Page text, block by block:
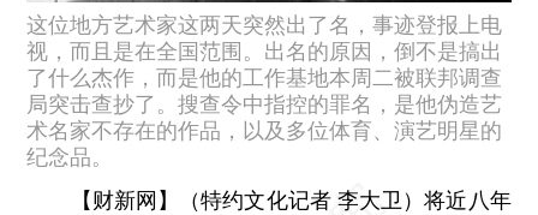
这位地方艺术家这两天突然出了名，事迹登报上电
视，而且是在全国范围。出名的原因，倒不是搞出
了什么杰作，而是他的工作基地本周二被联邦调查
局突击查抄了。搜查令中指控的罪名，是他伪造艺
术名家不存在的作品，以及多位体育、演艺明星的
纪念品。
【财新网】（特约文化记者 李大卫）将近八年